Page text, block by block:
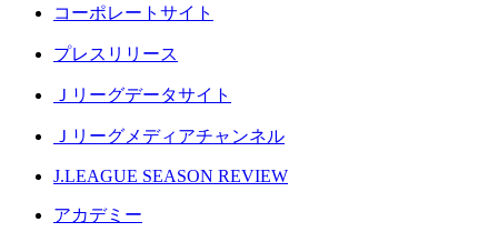
コーポレートサイト
プレスリリース
Ｊリーグデータサイト
Ｊリーグメディアチャンネル
J.LEAGUE SEASON REVIEW
アカデミー